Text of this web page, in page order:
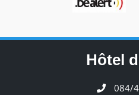
Hôtel
084/